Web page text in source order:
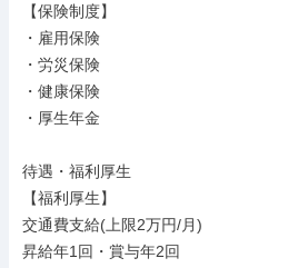
【保険制度】
・雇用保険
・労災保険
・健康保険
・厚生年金
待遇・福利厚生
【福利厚生】
交通費支給(上限2万円/月)
昇給年1回・賞与年2回